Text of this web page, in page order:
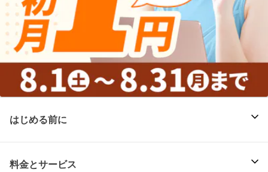
はじめる前に
料金とサービス